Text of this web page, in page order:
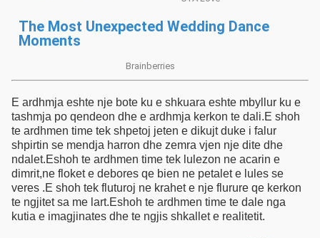
E ardhmja eshte nje bote ku e shkuara eshte mbyllur ku e
tashmja po qendeon dhe e ardhmja kerkon te dali.E shoh
te ardhmen time tek shpetoj jeten e dikujt duke i falur
shpirtin se mendja harron dhe zemra vjen nje dite dhe
ndalet.Eshoh te ardhmen time tek lulezon ne acarin e
dimrit,ne floket e debores qe bien ne petalet e lules se
veres .E shoh tek fluturoj ne krahet e nje flurure qe kerkon
te ngjitet sa me lart.Eshoh te ardhmen time te dale nga
kutia e imagjinates dhe te ngjis shkallet e realitetit.